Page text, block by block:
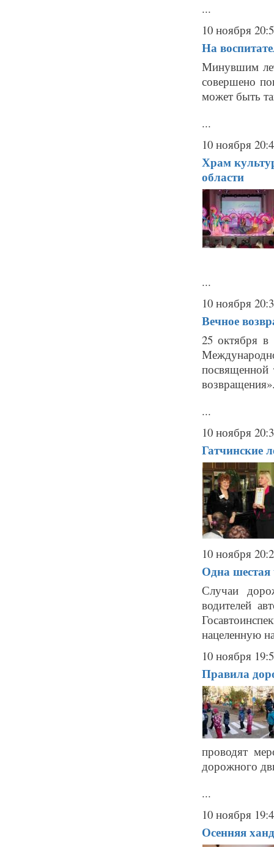
...
10 ноября
На
Минувшим
совершено
может быть
...
10 ноября
Храм
области
...
10 ноября
Вечное
25 октября в
...
10 ноября
Гатчинские
10 ноября
Одна шестая
Случаи
водителей
нацеленную
10 ноября
Правила
проводят
дорожного
...
10 ноября
Осенняя